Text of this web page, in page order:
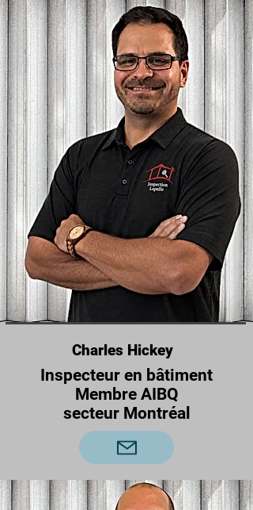
Charles Hickey
Inspecteur en bâtiment
Membre AIBQ
secteur Montréal